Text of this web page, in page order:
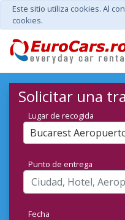
Este sitio utiliza cookies. Al
cookies.
Solicitar una
Lugar de recogida
Bucarest
Punto de entrega
Fecha